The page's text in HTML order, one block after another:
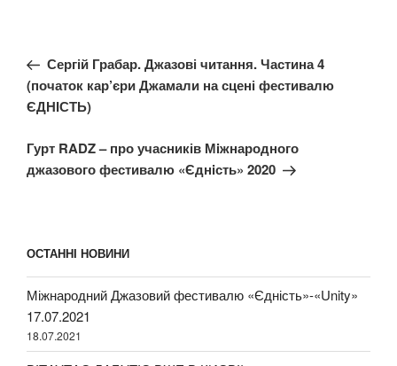
записів
Попередній
запис:
Сергій Грабар. Джазові читання. Частина 4
(початок кар’єри Джамали на сцені фестивалю
ЄДНІСТЬ)
Наступний
запис
Гурт RADZ – про учасників Мiжнародного
джазового фестивалю «Єднiсть» 2020
ОСТАННІ НОВИНИ
Міжнародний Джазовий фестивалю «Єдність»-«Unity»
17.07.2021
18.07.2021